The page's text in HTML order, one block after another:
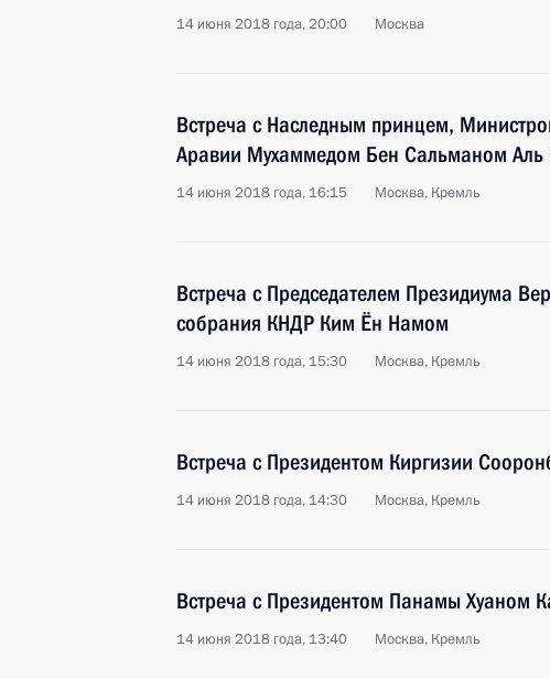
14 июня 2018 года, 20:00 Москва
Встреча с Наследным принцем,
Аравии Мухаммедом Бен Сальманом Аль
14 июня 2018 года, 16:15 Москва, Кремль
Встреча с Председателем Президиума
собрания КНДР Ким Ён Намом
14 июня 2018 года, 15:30 Москва, Кремль
Встреча с Президентом Киргизии
14 июня 2018 года, 14:30 Москва, Кремль
Встреча с Президентом Панамы Хуаном
14 июня 2018 года, 13:40 Москва, Кремль